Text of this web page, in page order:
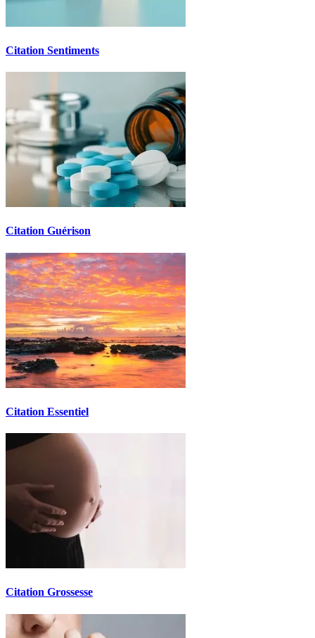
Citation Sentiments
Citation Guérison
Citation Essentiel
Citation Grossesse